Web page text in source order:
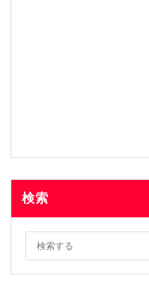
検索